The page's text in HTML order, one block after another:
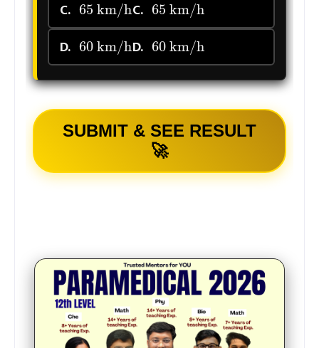
C. C.
D.
60km/h
D.
60km/h
SUBMIT & SEE RESULT
🚀